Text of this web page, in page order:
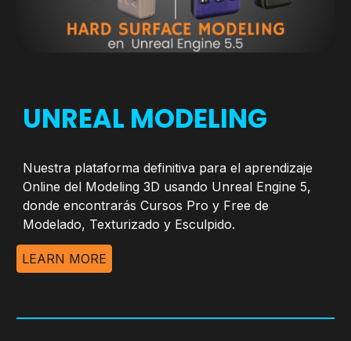
UNREAL MODELING
Nuestra plataforma definitiva para el aprendizaje
Online del Modeling 3D usando Unreal Engine 5,
donde encontrarás Cursos Pro y Free de
Modelado, Texturizado y Esculpido.
LEARN MORE